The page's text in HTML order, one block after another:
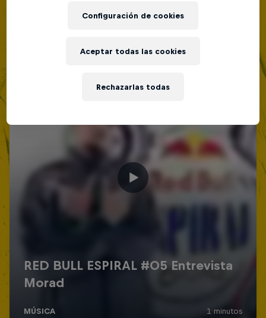
Configuración de cookies
Rechazarlas todas
Aceptar todas las cookies